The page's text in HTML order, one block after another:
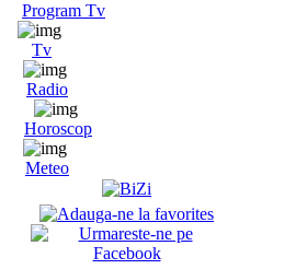
Program Tv
Tv
Radio
Horoscop
Meteo